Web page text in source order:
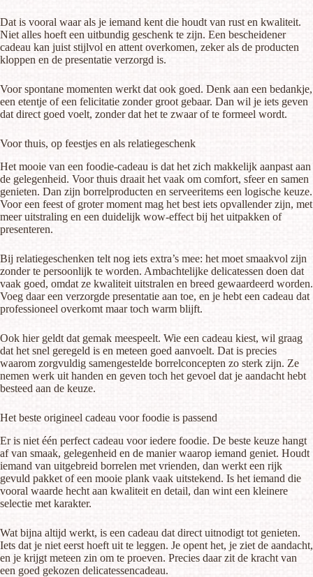
Dat is vooral waar als je iemand kent die houdt van rust en kwaliteit.
Niet alles hoeft een uitbundig geschenk te zijn. Een bescheidener
cadeau kan juist stijlvol en attent overkomen, zeker als de producten
kloppen en de presentatie verzorgd is.
Voor spontane momenten werkt dat ook goed. Denk aan een bedankje,
een etentje of een felicitatie zonder groot gebaar. Dan wil je iets geven
dat direct goed voelt, zonder dat het te zwaar of te formeel wordt.
Voor thuis, op feestjes en als relatiegeschenk
Het mooie van een foodie-cadeau is dat het zich makkelijk aanpast aan
de gelegenheid. Voor thuis draait het vaak om comfort, sfeer en samen
genieten. Dan zijn borrelproducten en serveeritems een logische keuze.
Voor een feest of groter moment mag het best iets opvallender zijn, met
meer uitstraling en een duidelijk wow-effect bij het uitpakken of
presenteren.
Bij relatiegeschenken telt nog iets extra’s mee: het moet smaakvol zijn
zonder te persoonlijk te worden. Ambachtelijke delicatessen doen dat
vaak goed, omdat ze kwaliteit uitstralen en breed gewaardeerd worden.
Voeg daar een verzorgde presentatie aan toe, en je hebt een cadeau dat
professioneel overkomt maar toch warm blijft.
Ook hier geldt dat gemak meespeelt. Wie een cadeau kiest, wil graag
dat het snel geregeld is en meteen goed aanvoelt. Dat is precies
waarom zorgvuldig samengestelde borrelconcepten zo sterk zijn. Ze
nemen werk uit handen en geven toch het gevoel dat je aandacht hebt
besteed aan de keuze.
Het beste origineel cadeau voor foodie is passend
Er is niet één perfect cadeau voor iedere foodie. De beste keuze hangt
af van smaak, gelegenheid en de manier waarop iemand geniet. Houdt
iemand van uitgebreid borrelen met vrienden, dan werkt een rijk
gevuld pakket of een mooie plank vaak uitstekend. Is het iemand die
vooral waarde hecht aan kwaliteit en detail, dan wint een kleinere
selectie met karakter.
Wat bijna altijd werkt, is een cadeau dat direct uitnodigt tot genieten.
Iets dat je niet eerst hoeft uit te leggen. Je opent het, je ziet de aandacht,
en je krijgt meteen zin om te proeven. Precies daar zit de kracht van
een goed gekozen delicatessencadeau.